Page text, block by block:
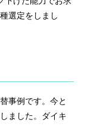
選定をしまし
事例です。今と
ました。ダイキ